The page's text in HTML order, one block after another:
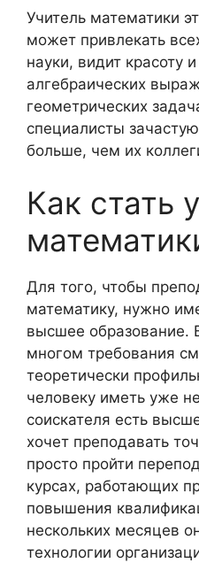
Учитель математики
может привлекать
науки, видит красоту
алгебраических
геометрических
специалисты
больше, чем их
Как стать
Для того, чтобы
математику, нужно
высшее образование.
многом требования
теоретически
человеку иметь уже
соискателя есть
хочет преподавать
просто пройти
курсах, работающих
повышения
нескольких месяцев
технологии